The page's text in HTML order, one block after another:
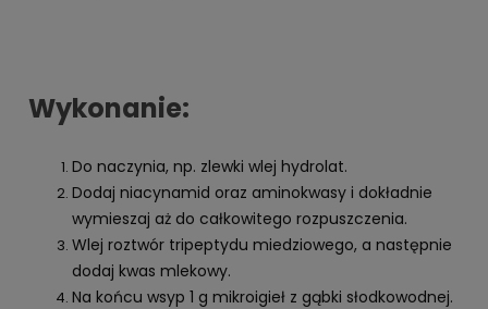
Wykonanie:
Do naczynia, np. zlewki wlej hydrolat.
Dodaj niacynamid oraz aminokwasy i dokładnie
wymieszaj aż do całkowitego rozpuszczenia.
Wlej roztwór tripeptydu miedziowego, a następnie
dodaj kwas mlekowy.
Na końcu wsyp 1 g mikroigieł z gąbki słodkowodnej.